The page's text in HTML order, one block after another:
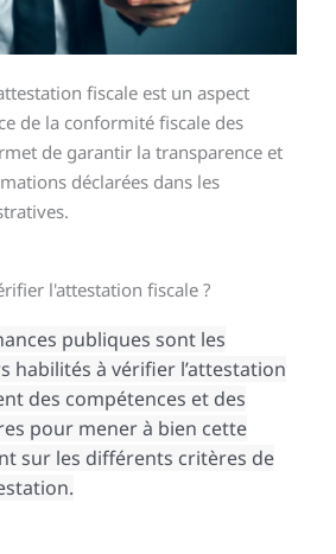
fiscale est un aspect
de la conformité fiscale des
de garantir la transparence et
déclarées dans les
l'attestation fiscale ?
publiques sont les
habilités à vérifier l’attestation
des compétences et des
pour mener à bien cette
sur les différents critères de